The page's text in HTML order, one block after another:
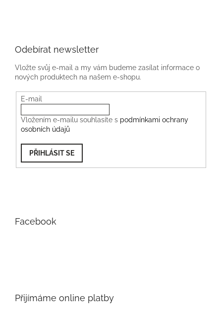
Odebírat newsletter
Vložte svůj e-mail a my vám budeme zasílat informace o
nových produktech na našem e-shopu.
E-mail
Vložením e-mailu souhlasíte s podmínkami ochrany
osobních údajů
PŘIHLÁSIT SE
Facebook
Přijímáme online platby